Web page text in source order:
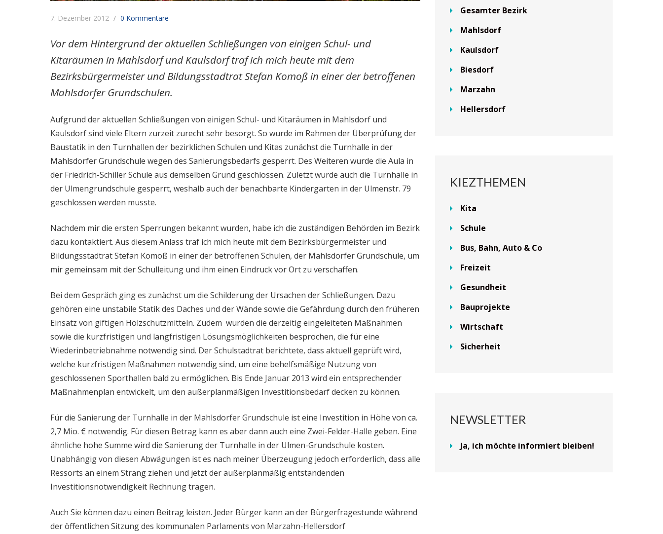
7. Dezember 2012 0 Kommentare
Vor dem Hintergrund der aktuellen Schließungen von einigen Schul- und
Kitaräumen in Mahlsdorf und Kaulsdorf traf ich mich heute mit dem
Bezirksbürgermeister und Bildungsstadtrat Stefan Komoß in einer der betroffenen
Mahlsdorfer Grundschulen.
Aufgrund der aktuellen Schließungen von einigen Schul- und Kitaräumen in Mahlsdorf und
Kaulsdorf sind viele Eltern zurzeit zurecht sehr besorgt. So wurde im Rahmen der Überprüfung der
Baustatik in den Turnhallen der bezirklichen Schulen und Kitas zunächst die Turnhalle in der
Mahlsdorfer Grundschule wegen des Sanierungsbedarfs gesperrt. Des Weiteren wurde die Aula in
der Friedrich-Schiller Schule aus demselben Grund geschlossen. Zuletzt wurde auch die Turnhalle in
der Ulmengrundschule gesperrt, weshalb auch der benachbarte Kindergarten in der Ulmenstr. 79
geschlossen werden musste.
Nachdem mir die ersten Sperrungen bekannt wurden, habe ich die zuständigen Behörden im Bezirk
dazu kontaktiert. Aus diesem Anlass traf ich mich heute mit dem Bezirksbürgermeister und
Bildungsstadtrat Stefan Komoß in einer der betroffenen Schulen, der Mahlsdorfer Grundschule, um
mir gemeinsam mit der Schulleitung und ihm einen Eindruck vor Ort zu verschaffen.
Bei dem Gespräch ging es zunächst um die Schilderung der Ursachen der Schließungen. Dazu
gehören eine unstabile Statik des Daches und der Wände sowie die Gefährdung durch den früheren
Einsatz von giftigen Holzschutzmitteln. Zudem wurden die derzeitig eingeleiteten Maßnahmen
sowie die kurzfristigen und langfristigen Lösungsmöglichkeiten besprochen, die für eine
Wiederinbetriebnahme notwendig sind. Der Schulstadtrat berichtete, dass aktuell geprüft wird,
welche kurzfristigen Maßnahmen notwendig sind, um eine behelfsmäßige Nutzung von
geschlossenen Sporthallen bald zu ermöglichen. Bis Ende Januar 2013 wird ein entsprechender
Maßnahmenplan entwickelt, um den außerplanmäßigen Investitionsbedarf decken zu können.
Für die Sanierung der Turnhalle in der Mahlsdorfer Grundschule ist eine Investition in Höhe von ca.
2,7 Mio. € notwendig. Für diesen Betrag kann es aber dann auch eine Zwei-Felder-Halle geben. Eine
ähnliche hohe Summe wird die Sanierung der Turnhalle in der Ulmen-Grundschule kosten.
Unabhängig von diesen Abwägungen ist es nach meiner Überzeugung jedoch erforderlich, dass alle
Ressorts an einem Strang ziehen und jetzt der außerplanmäßig entstandenden
Investitionsnotwendigkeit Rechnung tragen.
Auch Sie können dazu einen Beitrag leisten. Jeder Bürger kann an der Bürgerfragestunde während
der öffentlichen Sitzung des kommunalen Parlaments von Marzahn-Hellersdorf
Gesamter Bezirk
Mahlsdorf
Kaulsdorf
Biesdorf
Marzahn
Hellersdorf
KIEZTHEMEN
Kita
Schule
Bus, Bahn, Auto & Co
Freizeit
Gesundheit
Bauprojekte
Wirtschaft
Sicherheit
NEWSLETTER
Ja, ich möchte informiert bleiben!